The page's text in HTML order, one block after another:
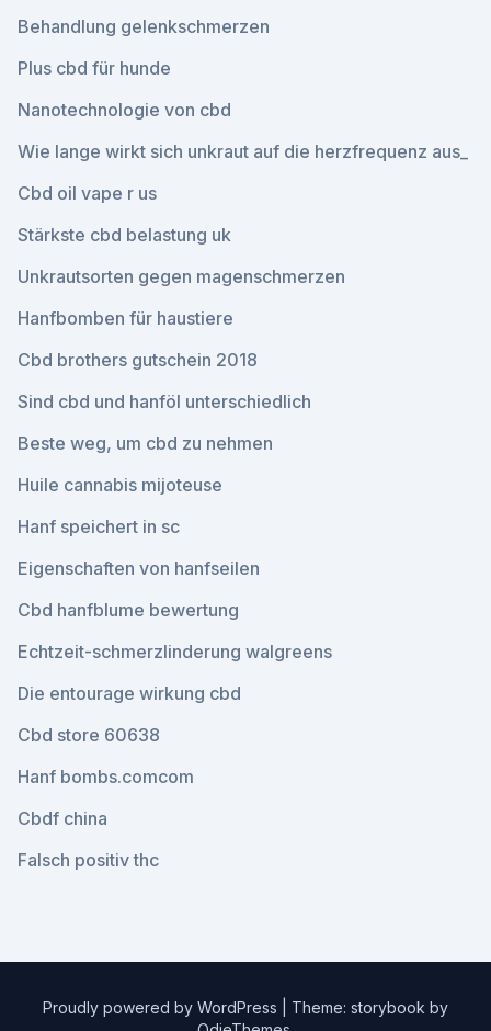
Behandlung gelenkschmerzen
Plus cbd für hunde
Nanotechnologie von cbd
Wie lange wirkt sich unkraut auf die herzfrequenz aus_
Cbd oil vape r us
Stärkste cbd belastung uk
Unkrautsorten gegen magenschmerzen
Hanfbomben für haustiere
Cbd brothers gutschein 2018
Sind cbd und hanföl unterschiedlich
Beste weg, um cbd zu nehmen
Huile cannabis mijoteuse
Hanf speichert in sc
Eigenschaften von hanfseilen
Cbd hanfblume bewertung
Echtzeit-schmerzlinderung walgreens
Die entourage wirkung cbd
Cbd store 60638
Hanf bombs.comcom
Cbdf china
Falsch positiv thc
Proudly powered by WordPress
Theme: storybook by